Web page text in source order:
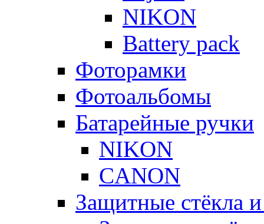
NIKON
Battery pack
Фоторамки
Фотоальбомы
Батарейные ручки
NIKON
CANON
Защитные стёкла